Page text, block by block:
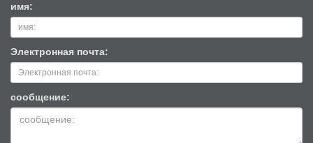
имя:
Электронная почта:
сообщение: